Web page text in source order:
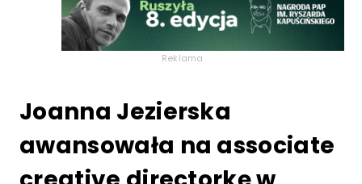
Reklama
Joanna Jezierska
awansowała na associate